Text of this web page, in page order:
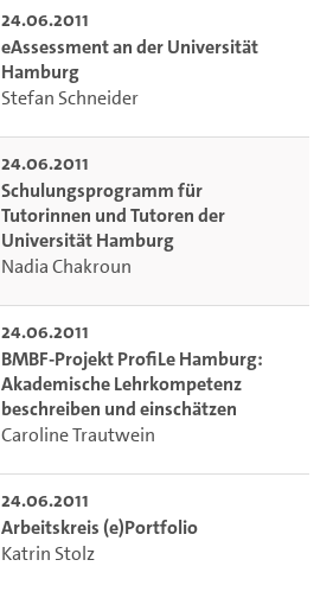
24.06.2011
eAssessment an der Universität
Hamburg
Stefan Schneider
24.06.2011
Schulungsprogramm für
Tutorinnen und Tutoren der
Universität Hamburg
Nadia Chakroun
24.06.2011
BMBF-Projekt ProfiLe Hamburg:
Akademische Lehrkompetenz
beschreiben und einschätzen
Caroline Trautwein
24.06.2011
Arbeitskreis (e)Portfolio
Katrin Stolz